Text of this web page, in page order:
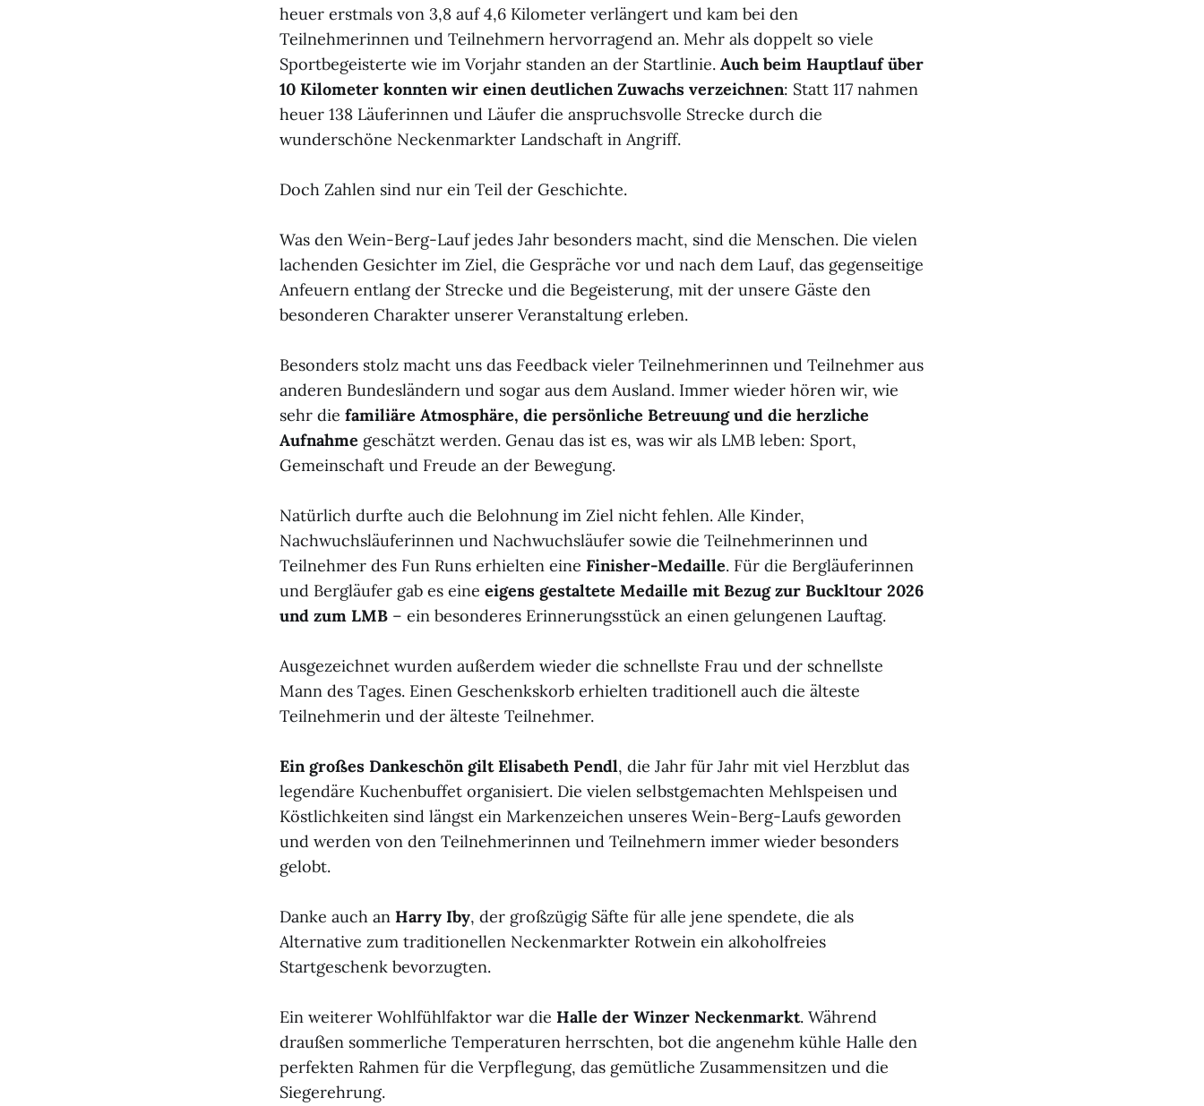
heuer erstmals von 3,8 auf 4,6 Kilometer verlängert und kam bei den
Teilnehmerinnen und Teilnehmern hervorragend an. Mehr als doppelt so viele
Sportbegeisterte wie im Vorjahr standen an der Startlinie. Auch beim Hauptlauf über
10 Kilometer konnten wir einen deutlichen Zuwachs verzeichnen: Statt 117 nahmen
heuer 138 Läuferinnen und Läufer die anspruchsvolle Strecke durch die
wunderschöne Neckenmarkter Landschaft in Angriff.
Doch Zahlen sind nur ein Teil der Geschichte.
Was den Wein-Berg-Lauf jedes Jahr besonders macht, sind die Menschen. Die vielen
lachenden Gesichter im Ziel, die Gespräche vor und nach dem Lauf, das gegenseitige
Anfeuern entlang der Strecke und die Begeisterung, mit der unsere Gäste den
besonderen Charakter unserer Veranstaltung erleben.
Besonders stolz macht uns das Feedback vieler Teilnehmerinnen und Teilnehmer aus
anderen Bundesländern und sogar aus dem Ausland. Immer wieder hören wir, wie
sehr die familiäre Atmosphäre, die persönliche Betreuung und die herzliche
Aufnahme geschätzt werden. Genau das ist es, was wir als LMB leben: Sport,
Gemeinschaft und Freude an der Bewegung.
Natürlich durfte auch die Belohnung im Ziel nicht fehlen. Alle Kinder,
Nachwuchsläuferinnen und Nachwuchsläufer sowie die Teilnehmerinnen und
Teilnehmer des Fun Runs erhielten eine Finisher-Medaille. Für die Bergläuferinnen
und Bergläufer gab es eine eigens gestaltete Medaille mit Bezug zur Buckltour 2026
und zum LMB – ein besonderes Erinnerungsstück an einen gelungenen Lauftag.
Ausgezeichnet wurden außerdem wieder die schnellste Frau und der schnellste
Mann des Tages. Einen Geschenkskorb erhielten traditionell auch die älteste
Teilnehmerin und der älteste Teilnehmer.
Ein großes Dankeschön gilt Elisabeth Pendl, die Jahr für Jahr mit viel Herzblut das
legendäre Kuchenbuffet organisiert. Die vielen selbstgemachten Mehlspeisen und
Köstlichkeiten sind längst ein Markenzeichen unseres Wein-Berg-Laufs geworden
und werden von den Teilnehmerinnen und Teilnehmern immer wieder besonders
gelobt.
Danke auch an Harry Iby, der großzügig Säfte für alle jene spendete, die als
Alternative zum traditionellen Neckenmarkter Rotwein ein alkoholfreies
Startgeschenk bevorzugten.
Ein weiterer Wohlfühlfaktor war die Halle der Winzer Neckenmarkt. Während
draußen sommerliche Temperaturen herrschten, bot die angenehm kühle Halle den
perfekten Rahmen für die Verpflegung, das gemütliche Zusammensitzen und die
Siegerehrung.